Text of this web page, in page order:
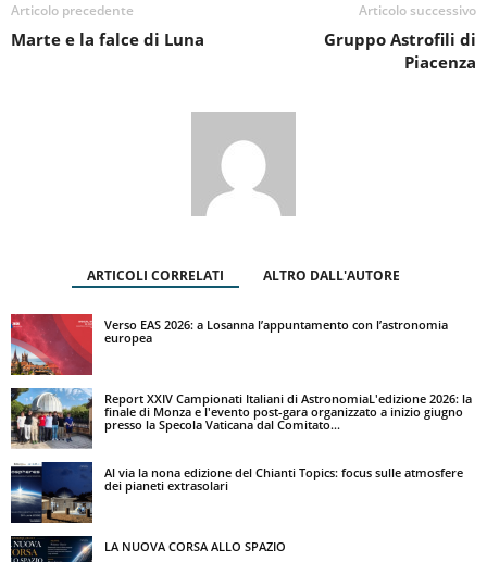
Articolo precedente
Marte e la falce di Luna
Articolo successivo
Gruppo Astrofili di
Piacenza
ARTICOLI CORRELATI ALTRO DALL'AUTORE
Verso EAS 2026: a Losanna l’appuntamento con l’astronomia
europea
Report XXIV Campionati Italiani di AstronomiaL'edizione 2026: la
finale di Monza e l'evento post-gara organizzato a inizio giugno
presso la Specola Vaticana dal Comitato...
Al via la nona edizione del Chianti Topics: focus sulle atmosfere
dei pianeti extrasolari
LA NUOVA CORSA ALLO SPAZIO